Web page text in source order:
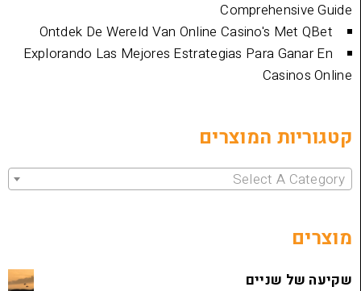
Ontdek De Wereld Van Online Casino's
Explorando Las Mejores Estrategias Para
המוצרים
Select